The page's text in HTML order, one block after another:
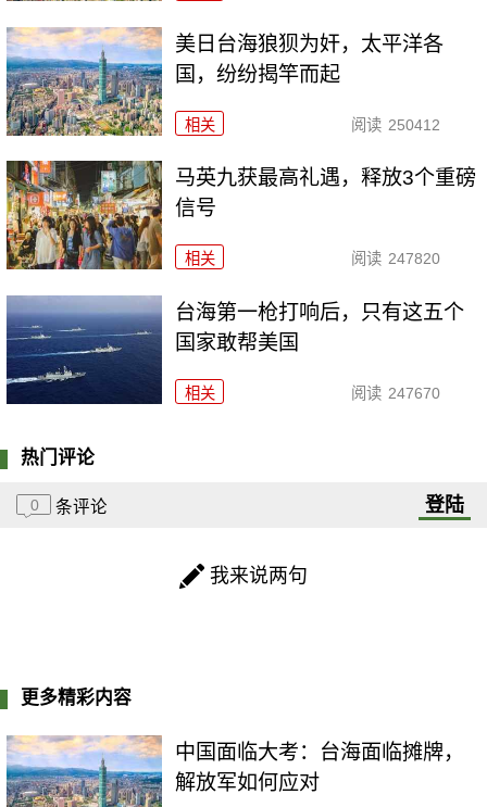
美日台海狼狈为奸，太平洋各
国，纷纷揭竿而起
相关 阅读 250412
马英九获最高礼遇，释放3个重磅
信号
相关 阅读 247820
台海第一枪打响后，只有这五个
国家敢帮美国
相关 阅读 247670
热门评论
0 条评论 登陆
我来说两句
更多精彩内容
中国面临大考：台海面临摊牌，
解放军如何应对